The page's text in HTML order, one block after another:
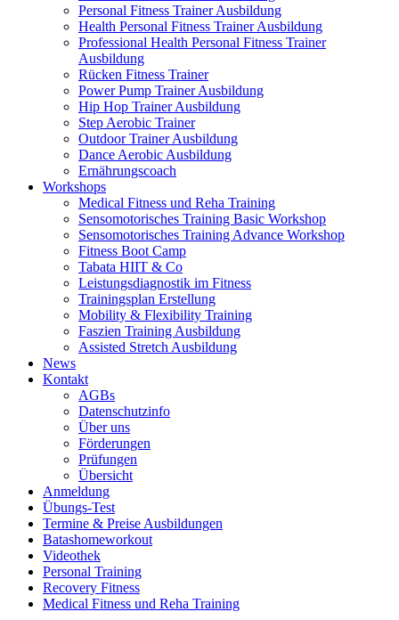
Personal Fitness Trainer Ausbildung
Health Personal Fitness Trainer Ausbildung
Professional Health Personal Fitness Trainer
Ausbildung
Rücken Fitness Trainer
Power Pump Trainer Ausbildung
Hip Hop Trainer Ausbildung
Step Aerobic Trainer
Outdoor Trainer Ausbildung
Dance Aerobic Ausbildung
Ernährungscoach
Workshops
Medical Fitness und Reha Training
Sensomotorisches Training Basic Workshop
Sensomotorisches Training Advance Workshop
Fitness Boot Camp
Tabata HIIT & Co
Leistungsdiagnostik im Fitness
Trainingsplan Erstellung
Mobility & Flexibility Training
Faszien Training Ausbildung
Assisted Stretch Ausbildung
News
Kontakt
AGBs
Datenschutzinfo
Über uns
Förderungen
Prüfungen
Übersicht
Anmeldung
Übungs-Test
Termine & Preise Ausbildungen
Batashomeworkout
Videothek
Personal Training
Recovery Fitness
Medical Fitness und Reha Training